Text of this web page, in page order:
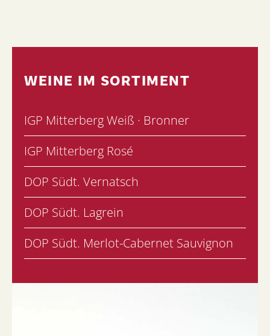
WEINE IM SORTIMENT
IGP Mitterberg Weiß · Bronner
IGP Mitterberg Rosé
DOP Südt. Vernatsch
DOP Südt. Lagrein
DOP Südt. Merlot-Cabernet Sauvignon